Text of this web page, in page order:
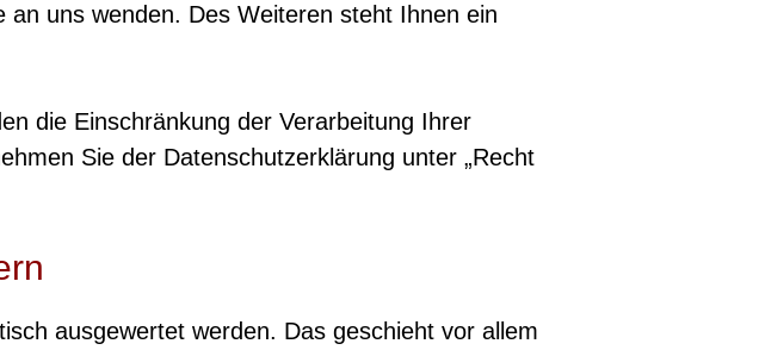
uns wenden. Des Weiteren steht Ihnen ein
die Einschränkung der Verarbeitung Ihrer
Sie der Datenschutzerklärung unter „Recht
ausgewertet werden. Das geschieht vor allem